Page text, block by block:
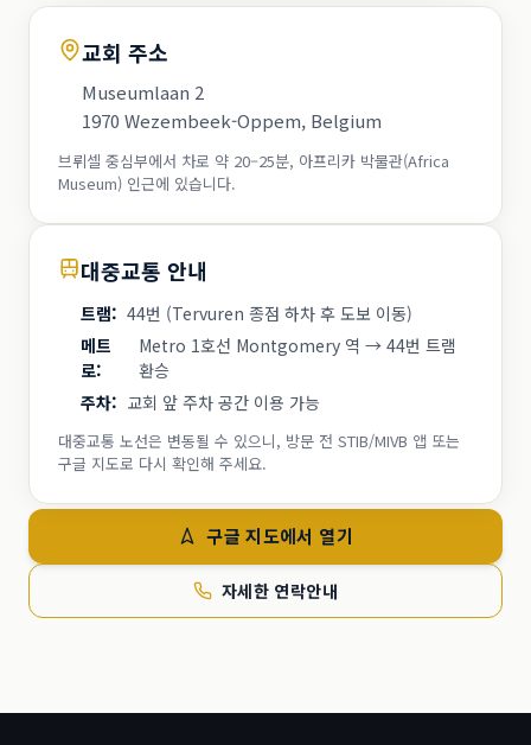
교회 주소
Museumlaan 2
1970 Wezembeek-Oppem, Belgium
브뤼셀 중심부에서 차로 약 20–25분, 아프리카 박물관(Africa
Museum) 인근에 있습니다.
대중교통 안내
트램: 44번 (Tervuren 종점 하차 후 도보 이동)
메트
로:
Metro 1호선 Montgomery 역 → 44번 트램
환승
주차: 교회 앞 주차 공간 이용 가능
대중교통 노선은 변동될 수 있으니, 방문 전 STIB/MIVB 앱 또는
구글 지도로 다시 확인해 주세요.
구글 지도에서 열기
자세한 연락안내